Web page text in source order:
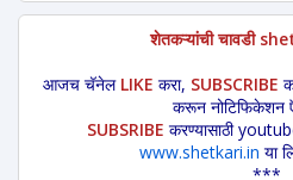
शेतकऱ्यांची चावडी
आजच चॅनेल LIKE करा, SUBSCRIBE
करून नोटिफिकेशन
SUBSRIBE करण्यासाठी
www.shetkari.in या
***